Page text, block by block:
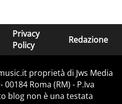
Privacy
Policy
Redazione
proprietà di Jws Media
00184 Roma (RM) - P.Iva
blog non è una testata